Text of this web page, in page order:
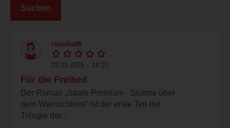
Suchen
claudia86
03.01.2025 – 18:10
Für die Freiheit
Der Roman „Saale Premium - Stürme über
dem Weinschloss“ ist der erste Teil der
Trilogie der...